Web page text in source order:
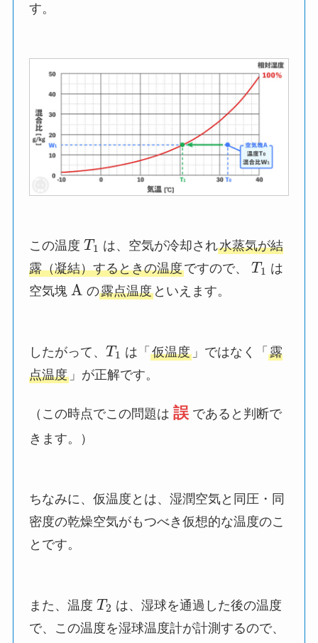
す。
この温度T1 は、空気が冷却され水蒸気が結
露（凝結）するときの温度ですので、T1 は
空気塊 A の露点温度といえます。
したがって、T1 は「仮温度 」ではなく「露
点温度 」が正解です。
（この時点でこの問題は誤 であると判断で
きます。）
ちなみに、仮温度とは、湿潤空気と同圧・同
密度の乾燥空気がもつべき仮想的な温度のこ
とです。
また、温度T2 は、湿球を通過した後の温度
で、この温度を湿球温度計が計測するので、